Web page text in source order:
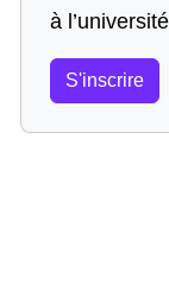
à
S'inscrire